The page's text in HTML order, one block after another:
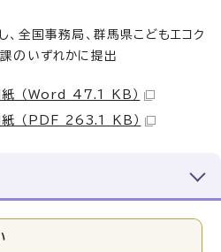
、全国事務局、群馬県こどもエコク
のいずれかに提出
紙 （Word 47.1 KB）
紙 （PDF 263.1 KB）